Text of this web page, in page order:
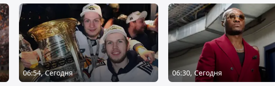
06:54, Сегодня 06:30, Сегодня